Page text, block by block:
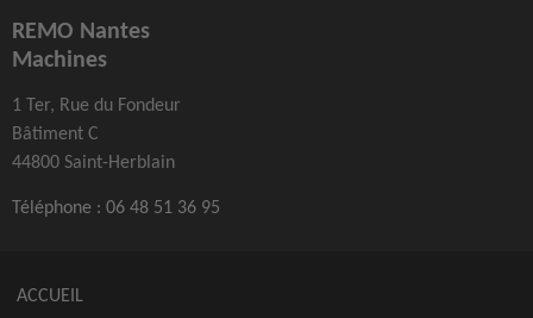
REMO Nantes
Machines
1 Ter, Rue du Fondeur
Bâtiment C
44800 Saint-Herblain
Téléphone : 06 48 51 36 95
ACCUEIL